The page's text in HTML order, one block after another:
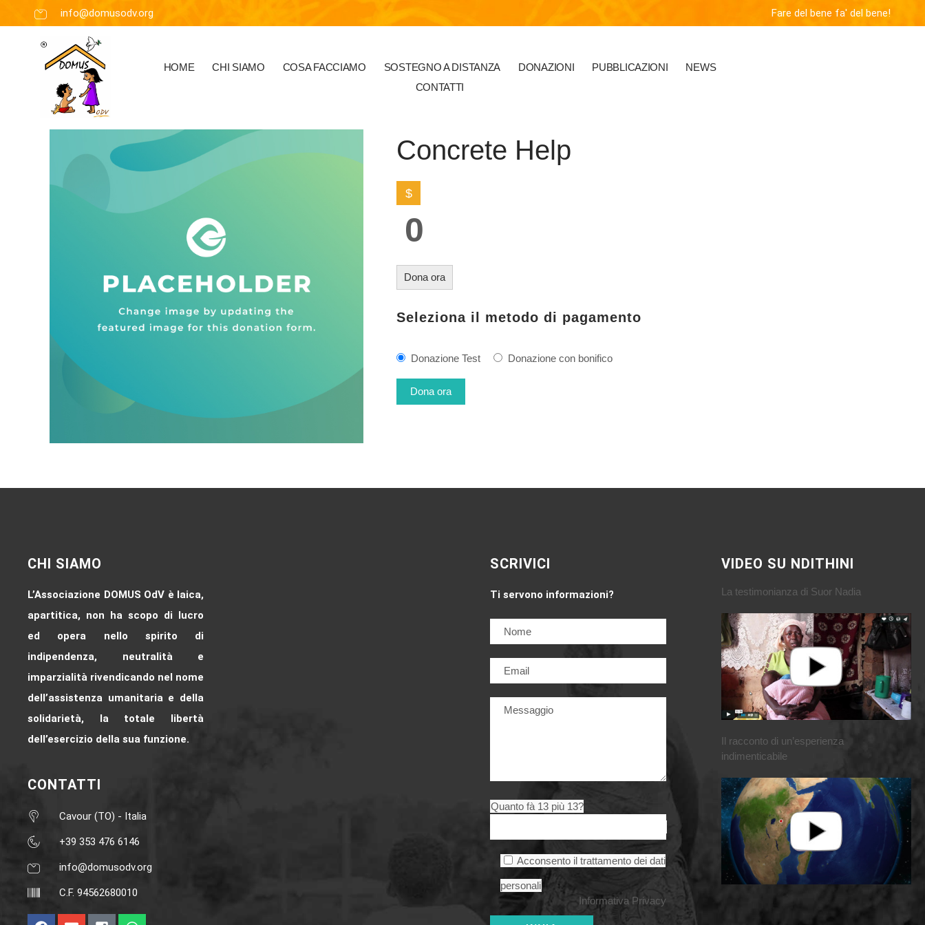
info@domusodv.org Fare del bene fa' del bene!
HOME CHI SIAMO COSA FACCIAMO SOSTEGNO A DISTANZA DONAZIONI PUBBLICAZIONI
NEWS
CONTATTI
Concrete Help
$
0
Dona ora
Seleziona il metodo di pagamento
Donazione Test Donazione con bonifico
CHI SIAMO
L’Associazione DOMUS OdV è laica,
apartitica, non ha scopo di lucro
ed opera nello spirito di
indipendenza, neutralità e
imparzialità rivendicando nel nome
dell’assistenza umanitaria e della
solidarietà, la totale libertà
dell’esercizio della sua funzione.
CONTATTI
Cavour (TO) - Italia
+39 353 476 6146‬
info@domusodv.org
C.F. 94562680010
SCRIVICI
Ti servono informazioni?
Quanto fà 13 più 13?
Acconsento il trattamento dei dati
personali
Informativa Privacy
VIDEO SU NDITHINI
La testimonianza di Suor Nadia
Il racconto di un’esperienza
indimenticabile